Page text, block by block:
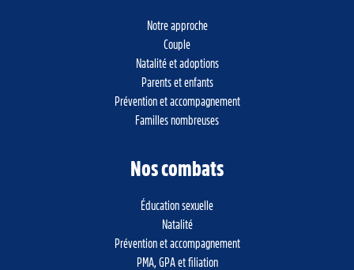
Notre approche
Couple
Natalité et adoptions
Parents et enfants
Prévention et accompagnement
Familles nombreuses
Nos combats
Éducation sexuelle
Natalité
Prévention et accompagnement
PMA, GPA et filiation